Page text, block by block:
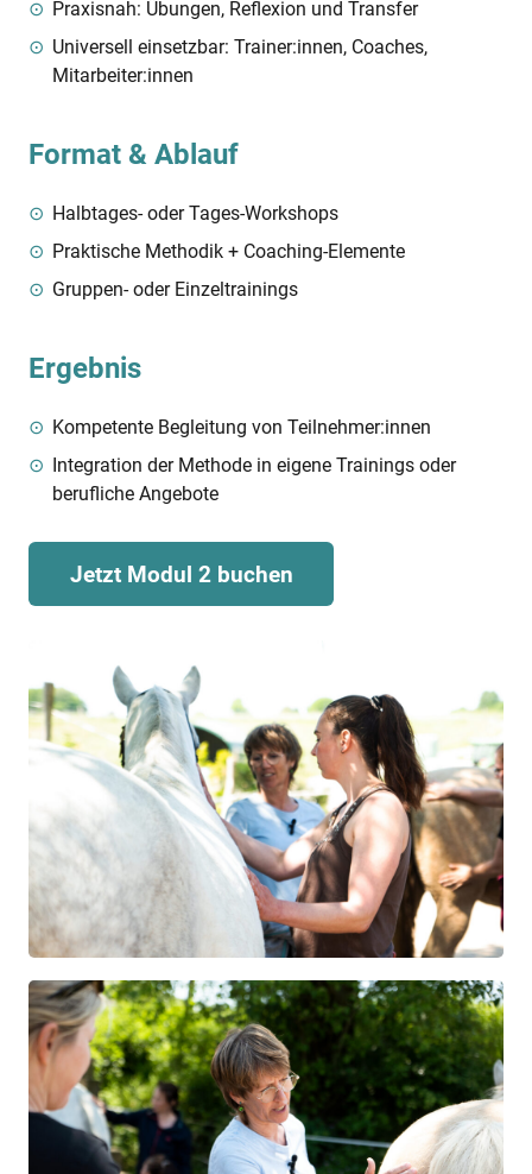
Praxisnah: Übungen, Reflexion und Transfer
Universell einsetzbar: Trainer:innen, Coaches,
Mitarbeiter:innen
Format & Ablauf
Halbtages- oder Tages-Workshops
Praktische Methodik + Coaching-Elemente
Gruppen- oder Einzeltrainings
Ergebnis
Kompetente Begleitung von Teilnehmer:innen
Integration der Methode in eigene Trainings oder
berufliche Angebote
Jetzt Modul 2 buchen